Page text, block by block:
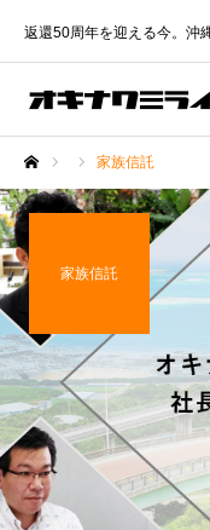
返還50周年を迎える今。沖
家族信託
家族信託